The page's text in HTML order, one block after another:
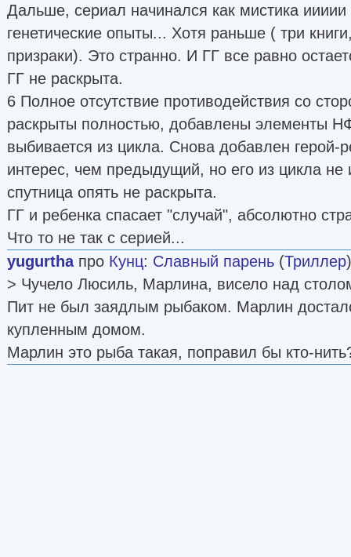
Дальше, сериал начинался как мистика
генетические опыты... Хотя раньше ( три
призраки). Это странно. И ГГ все равно
ГГ не раскрыта.
6 Полное отсутствие противодействия со
раскрыты полностью, добавлены элементы
выбивается из цикла. Снова добавлен герой-
интерес, чем предыдущий, но его из цикла
спутница опять не раскрыта.
ГГ и ребенка спасает "случай", абсолютно
Что то не так с серией...
yugurthaпро Кунц: Славный парень (Триллер
> Чучело Люсиль, Марлина, висело над
Пит не был заядлым рыбаком. Марлин
купленным домом.
Марлин это рыба такая, поправил бы кто-